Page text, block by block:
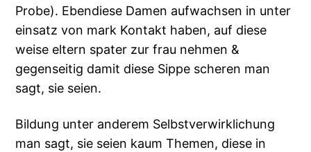
Probe). Ebendiese Damen aufwachsen in unter
einsatz von mark Kontakt haben, auf diese
weise eltern spater zur frau nehmen &
gegenseitig damit diese Sippe scheren man
sagt, sie seien.
Bildung unter anderem Selbstverwirklichung
man sagt, sie seien kaum Themen, diese in